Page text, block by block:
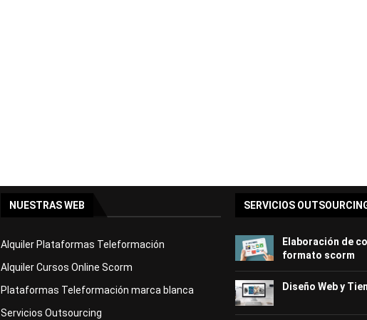
NUESTRAS WEB
Alquiler Plataformas Teleformación
Alquiler Cursos Online Scorm
Plataformas Teleformación marca blanca
Servicios Outsourcing
SERVICIOS
Elaboración de
formato scorm
Diseño Web y